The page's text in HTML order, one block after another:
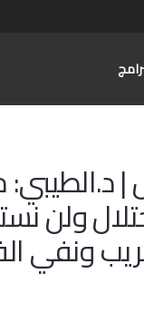
ولن
ونفي